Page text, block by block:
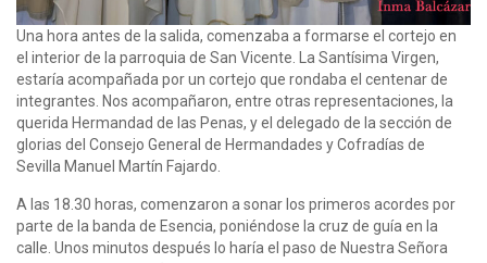
Una hora antes de la salida, comenzaba a formarse el cortejo en
el interior de la parroquia de San Vicente. La Santísima Virgen,
estaría acompañada por un cortejo que rondaba el centenar de
integrantes. Nos acompañaron, entre otras representaciones, la
querida Hermandad de las Penas, y el delegado de la sección de
glorias del Consejo General de Hermandades y Cofradías de
Sevilla Manuel Martín Fajardo.
A las 18.30 horas, comenzaron a sonar los primeros acordes por
parte de la banda de Esencia, poniéndose la cruz de guía en la
calle. Unos minutos después lo haría el paso de Nuestra Señora